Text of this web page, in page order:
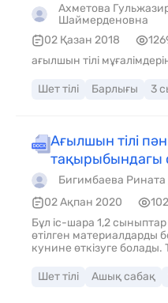
Ахметова
Шаймерденовна
02 Қазан 2018
ағылшын тілі
Шет тілі Барлығы 3
Ағылшын тілі
тақырыбындагы
Бигимбаева
02 Ақпан 2020
Бұл іс-шара 1,2 сыныптар
өтілген материалдарды
кунине өткізуге болады.
дамытады.жаңартылған
Шет тілі Ашық сабақ